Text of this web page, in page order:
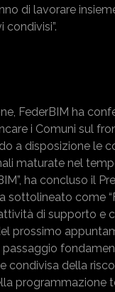
di lavorare
FederBIM ha
i Comuni sul
a disposizione le
maturate nel
ha concluso il
sottolineato come
di supporto e
prossimo
passaggio
condivisa della
programmazione